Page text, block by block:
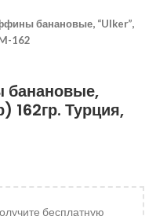
банановые, “Ulker”,
162
162гр. Турция,
бесплатную